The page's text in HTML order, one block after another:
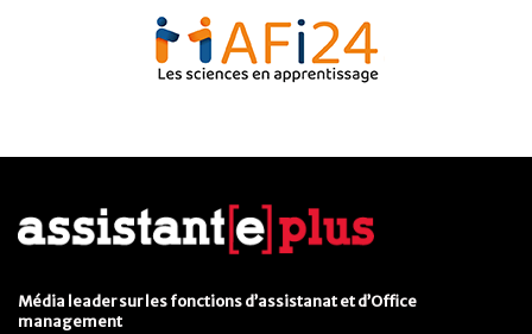
Média leader sur les fonctions d’assistanat et d’Office
management